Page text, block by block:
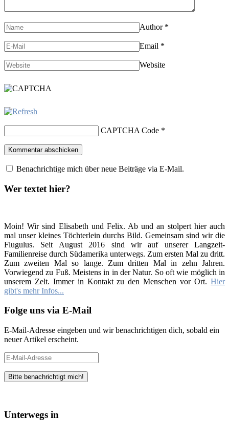
Author *
Email *
Website
CAPTCHA Code *
Benachrichtige mich über neue Beiträge via E-Mail.
Wer textet hier?
Moin! Wir sind Elisabeth und Felix. Ab und an stolpert hier auch
mal unser kleines Töchterlein durchs Bild. Gemeinsam sind wir die
Flugulus. Seit August 2016 sind wir auf unserer Langzeit-
Familienreise durch Südamerika unterwegs. Zum ersten Mal zu dritt.
Zum zweiten Mal so lange. Zum dritten Mal in zehn Jahren.
Vorwiegend zu Fuß. Meistens in in der Natur. So oft wie möglich in
unserem Zelt. Immer in Kontakt zu den Menschen vor Ort. Hier
gibt's mehr Infos...
Folge uns via E-Mail
E-Mail-Adresse eingeben und wir benachrichtigen dich, sobald ein
neuer Artikel erscheint.
E-
Mail-
Adresse
Unterwegs in